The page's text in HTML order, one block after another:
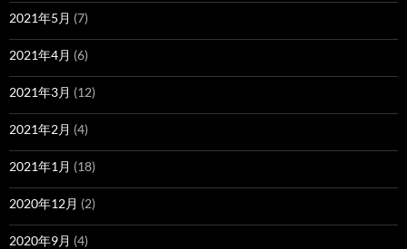
2021年5月 (7)
2021年4月 (6)
2021年3月 (12)
2021年2月 (4)
2021年1月 (18)
2020年12月 (2)
2020年9月 (4)